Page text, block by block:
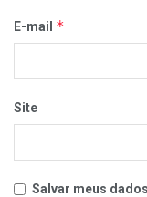
E-mail *
Site
Salvar meus